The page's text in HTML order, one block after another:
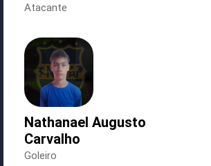
Atacante
Nathanael Augusto
Carvalho
Goleiro